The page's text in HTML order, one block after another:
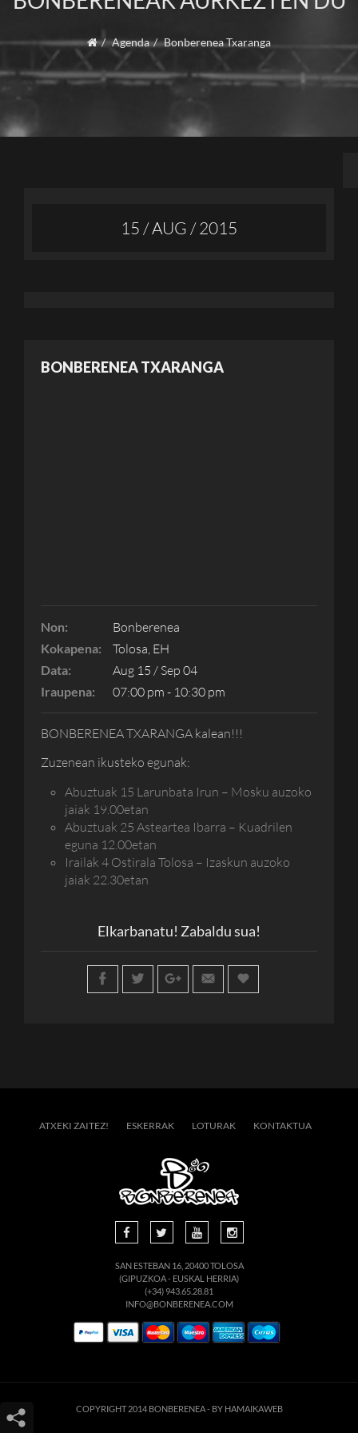
Agenda Bonberenea Txaranga
15 / AUG / 2015
BONBERENEA TXARANGA
Non: Bonberenea
Kokapena: Tolosa, EH
Data: Aug 15 / Sep 04
Iraupena: 07:00 pm - 10:30 pm
BONBERENEA TXARANGA kalean!!!
Zuzenean ikusteko egunak:
Abuztuak 15 Larunbata Irun – Mosku auzoko
jaiak 19.00etan
Abuztuak 25 Asteartea Ibarra – Kuadrilen
eguna 12.00etan
Irailak 4 Ostirala Tolosa – Izaskun auzoko
jaiak 22.30etan
Elkarbanatu! Zabaldu sua!
ATXEKI ZAITEZ! ESKERRAK LOTURAK KONTAKTUA
SAN ESTEBAN 16, 20400 TOLOSA
(GIPUZKOA - EUSKAL HERRIA)
(+34) 943.65.28.81
INFO@BONBERENEA.COM
COPYRIGHT 2014 BONBERENEA - BY HAMAIKAWEB